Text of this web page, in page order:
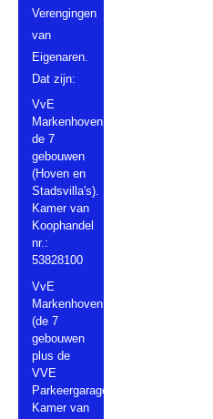
Verengingen
van
Eigenaren.
Dat zijn:
VvE
Markenhoven
de 7
gebouwen
(Hoven en
Stadsvilla's).
Kamer van
Koophandel
nr.:
53828100
VvE
Markenhoven
(de 7
gebouwen
plus de
VVE
Parkeergarage).
Kamer van